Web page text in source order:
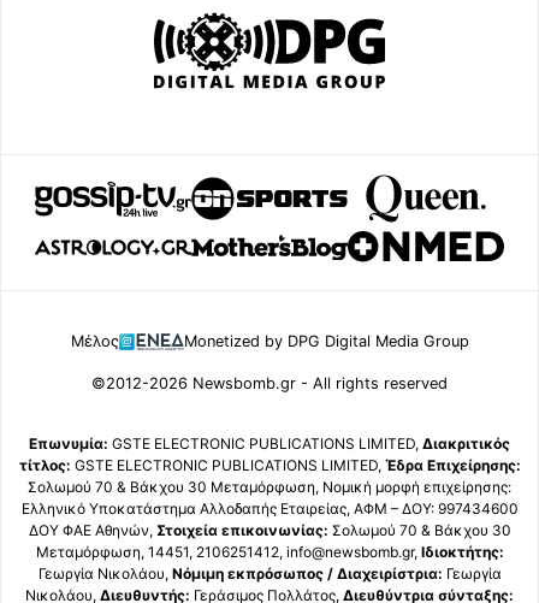
Μέλος Monetized by DPG Digital Media Group
©2012-2026 Newsbomb.gr - All rights reserved
Επωνυμία: GSTE ELECTRONIC PUBLICATIONS LIMITED, Διακριτικός
τίτλος: GSTE ELECTRONIC PUBLICATIONS LIMITED, Έδρα Επιχείρησης:
Σολωμού 70 & Βάκχου 30 Μεταμόρφωση, Νομική μορφή επιχείρησης:
Ελληνικό Υποκατάστημα Αλλοδαπής Εταιρείας, ΑΦΜ – ΔΟΥ: 997434600
ΔΟΥ ΦΑΕ Αθηνών, Στοιχεία επικοινωνίας: Σολωμού 70 & Βάκχου 30
Μεταμόρφωση, 14451, 2106251412, info@newsbomb.gr, Ιδιοκτήτης:
Γεωργία Νικολάου, Νόμιμη εκπρόσωπος / Διαχειρίστρια: Γεωργία
Νικολάου, Διευθυντής: Γεράσιμος Πολλάτος, Διευθύντρια σύνταξης: